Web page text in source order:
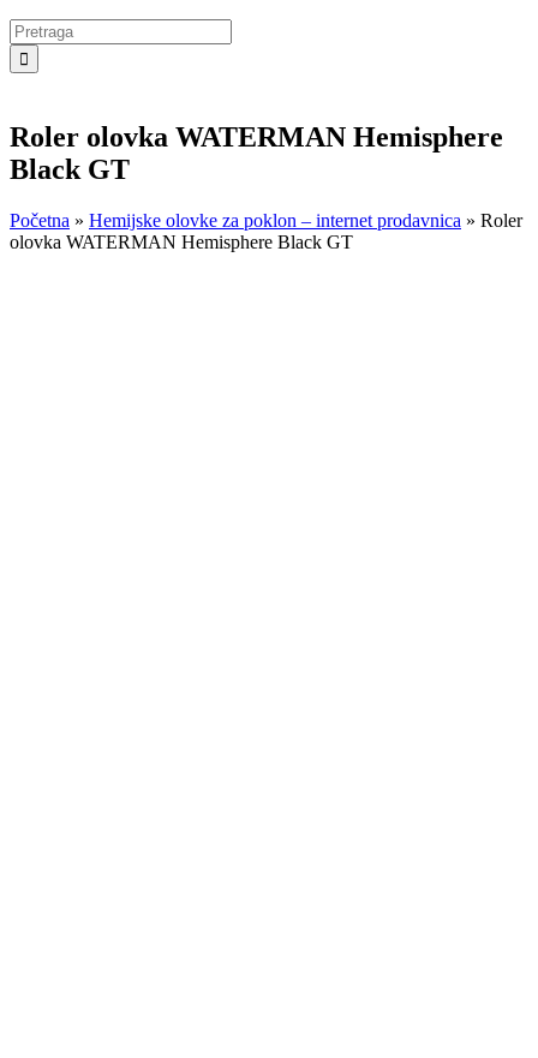
Search
for:
Roler olovka WATERMAN Hemisphere
Black GT
Početna » Hemijske olovke za poklon – internet prodavnica » Roler
olovka WATERMAN Hemisphere Black GT